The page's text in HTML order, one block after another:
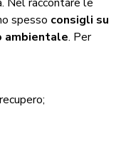
spesso consigli su
ambientale. Per